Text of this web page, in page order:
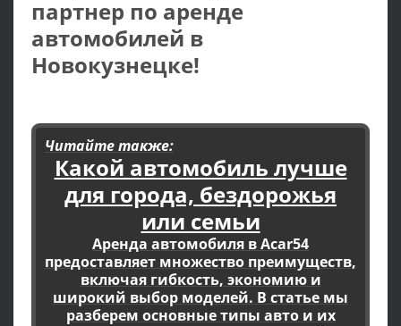
партнер по аренде
автомобилей в
Новокузнецке!
Читайте также:
Какой автомобиль лучше
для города, бездорожья
или семьи
Аренда автомобиля в Acar54
предоставляет множество преимуществ,
включая гибкость, экономию и
широкий выбор моделей. В статье мы
разберем основные типы авто и их